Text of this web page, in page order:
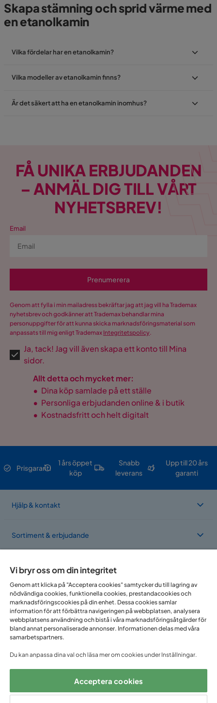
Skapa stämning och sprid värme med
en etanolkamin
Vilka fördelar har en etanolkamin?
Vilka modeller av etanolkamin finns?
Är det säkert att ha en etanolkamin inomhus?
FÅ UNIKA ERBJUDANDEN
– ANMÄL DIG TILL VÅRT
NYHETSBREV!
Email
Prenumerera
Genom att fylla i min mailadress bekräftar jag att jag vill ha Trademax
nyhetsbrev och godkänner att Trademax behandlar mina
personuppgifter för att kunna skicka marknadsföringsmaterial som
anpassats till mig enligt Trademax Integritetspolicy.
Ja, tack! Jag vill även skapa ett konto till Mina
sidor.
Allt detta och mycket mer:
• Dina köp samlade på ett ställe
• Personliga erbjudanden online & i butik
• Kostnadsfritt och helt digitalt
Prisgaranti
1 års öppet
köp
Snabb
leverans
Upp till 20 års
garanti
Hjälp & kontakt
Sortiment & erbjudande
Vi finns i flera länder
Följ oss på:
Vi bryr oss om din integritet
Genom att klicka på "Acceptera cookies" samtycker du till lagring av
nödvändiga cookies, funktionella cookies, prestandacookies och
marknadsföringscookies på din enhet. Dessa cookies samlar
information för att förbättra navigeringen på webbplatsen, analysera
webbplatsens användning och bistå i våra marknadsföringsåtgärder för
bland annat personaliserade annonser. Informationen delas med våra
samarbetspartners.
Du kan anpassa dina val och läsa mer om cookies under Inställningar.
Acceptera cookies